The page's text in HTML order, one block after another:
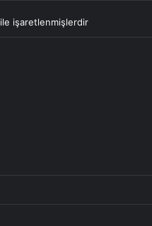
ile işaretlenmişlerdir